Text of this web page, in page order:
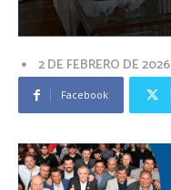
2 DE FEBRERO DE 2026
Facebook